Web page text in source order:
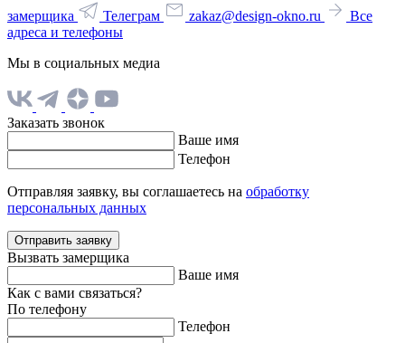
замерщика
Телеграм zakaz@design-okno.ru
Все
адреса и телефоны
Мы в социальных медиа
Заказать звонок
Ваше имя
Телефон
Отправляя заявку, вы соглашаетесь на обработку
персональных данных
Отправить заявку
Вызвать замерщика
Ваше имя
Как с вами связаться?
По телефону
Телефон